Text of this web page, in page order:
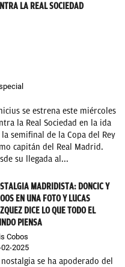
LA REAL SOCIEDAD
se estrena este miércoles
la Real Sociedad en la ida
la semifinal de la Copa del Rey
capitán del Real Madrid.
su llegada al...
MADRIDISTA: DONCIC Y
EN UNA FOTO Y LUCAS
DICE LO QUE TODO EL
PIENSA
Cobos
2025
nostalgia se ha apoderado del